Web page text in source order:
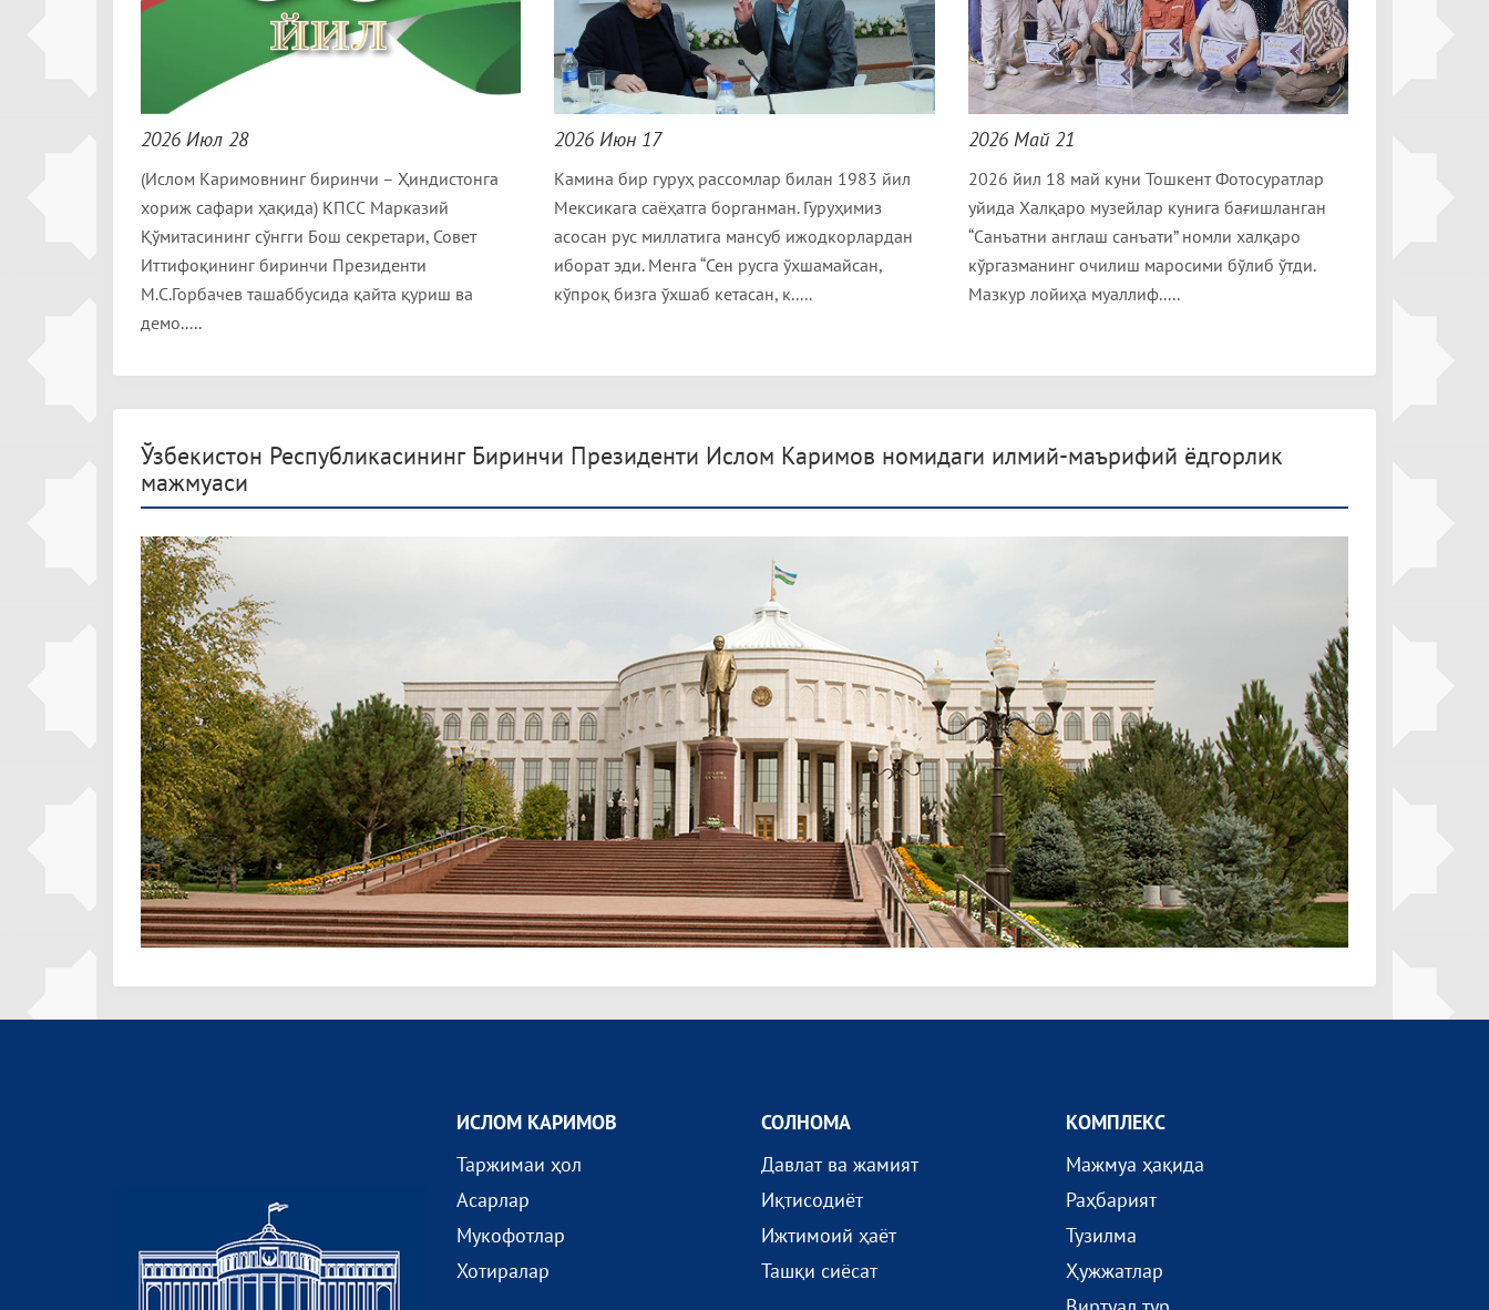
2026 Июл 28
(Ислом Каримовнинг биринчи – Ҳиндистонга
хориж сафари ҳақида) КПСС Марказий
Қўмитасининг сўнгги Бош секретари, Совет
Иттифоқининг биринчи Президенти
М.С.Горбачев ташаббусида қайта қуриш ва
демо.....
2026 Июн 17
Камина бир гуруҳ рассомлар билан 1983 йил
Мексикага саёҳатга борганман. Гуруҳимиз
асосан рус миллатига мансуб ижодкорлардан
иборат эди. Менга “Сен русга ўхшамайсан,
кўпроқ бизга ўхшаб кетасан, к.....
2026 Май 21
2026 йил 18 май куни Тошкент Фотосуратлар
уйида Халқаро музейлар кунига бағишланган
“Санъатни англаш санъати” номли халқаро
кўргазманинг очилиш маросими бўлиб ўтди.
Мазкур лойиҳа муаллиф.....
Ўзбекистон Республикасининг Биринчи Президенти Ислом Каримов номидаги илмий-маърифий ёдгорлик
мажмуаси
ИСЛОМ КАРИМОВ
Таржимаи ҳол
Асарлар
Мукофотлар
Хотиралар
СОЛНОМА
Давлат ва жамият
Иқтисодиёт
Ижтимоий ҳаёт
Ташқи сиёсат
КОМПЛEКС
Мажмуа ҳақида
Раҳбарият
Тузилма
Ҳужжатлар